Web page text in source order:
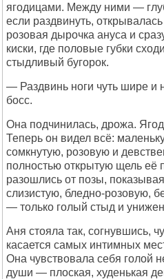
ягодицами. Между ними —
если раздвинуть,
розовая дырочка ануса и
киски, где половые губки
стыдливый бугорок.
— Раздвинь ноги чуть шире и
босс.
Она подчинилась, дрожа.
Теперь он видел всё:
сомкнутую, розовую и
полностью открытую щель её
разошлись от позы,
слизистую, бледно-розовую,
— только голый стыд и
Аня стояла так, согнувшись,
касается самых интимных
Она чувствовала себя голой
души — плоская, худенькая